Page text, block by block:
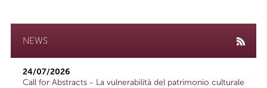
NEWS
24/07/2026
Call for Abstracts - La vulnerabilità del patrimonio culturale